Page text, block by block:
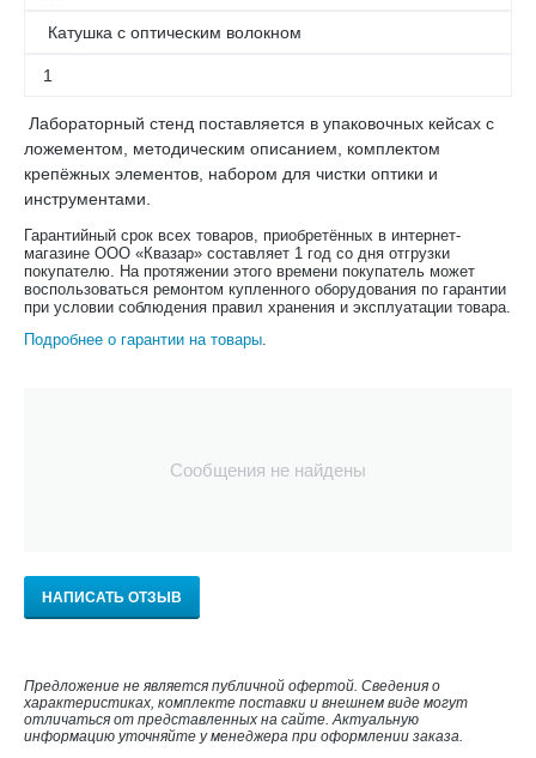
Катушка с оптическим волокном
1
Лабораторный стенд поставляется в упаковочных кейсах с
ложементом, методическим описанием, комплектом
крепёжных элементов, набором для чистки оптики и
инструментами.
Гарантийный срок всех товаров, приобретённых в интернет-
магазине ООО «Квазар» составляет 1 год со дня отгрузки
покупателю. На протяжении этого времени покупатель может
воспользоваться ремонтом купленного оборудования по гарантии
при условии соблюдения правил хранения и эксплуатации товара.
Подробнее о гарантии на товары.
Сообщения не найдены
НАПИСАТЬ ОТЗЫВ
Предложение не является публичной офертой. Сведения о
характеристиках, комплекте поставки и внешнем виде могут
отличаться от представленных на сайте. Актуальную
информацию уточняйте у менеджера при оформлении заказа.